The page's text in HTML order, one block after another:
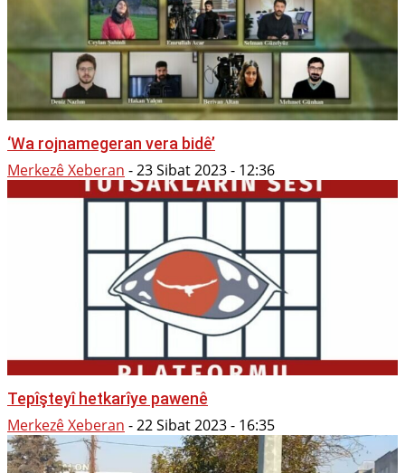
‘Wa rojnamegeran vera bidê’
Merkezê Xeberan -23 Sibat 2023 - 12:36
Tepîşteyî hetkarîye pawenê
Merkezê Xeberan -22 Sibat 2023 - 16:35